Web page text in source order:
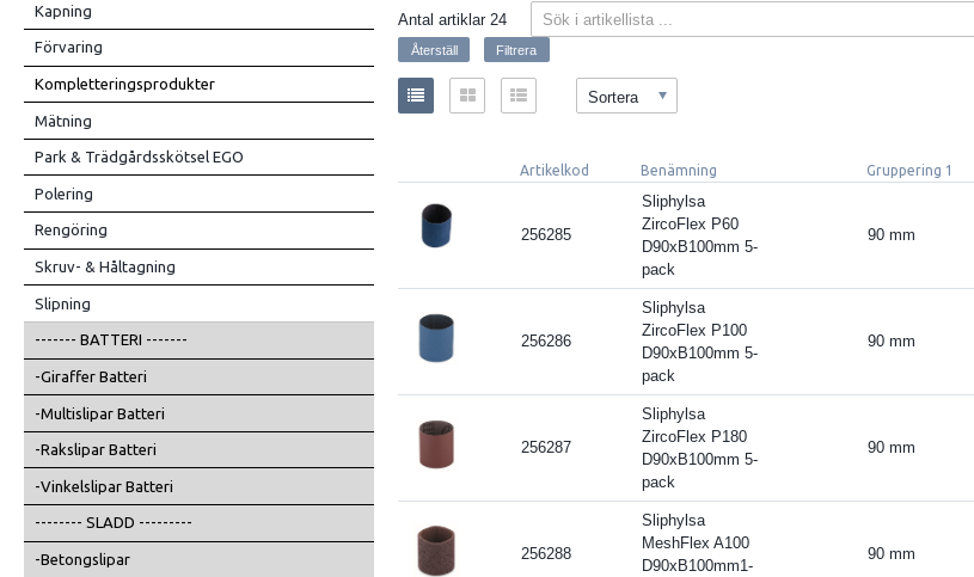
Kapning
Förvaring
Kompletteringsprodukter
Mätning
Park & Trädgårdsskötsel EGO
Polering
Rengöring
Skruv- & Håltagning
Slipning
------- BATTERI -------
-Giraffer Batteri
-Multislipar Batteri
-Rakslipar Batteri
-Vinkelslipar Batteri
-------- SLADD ---------
-Betongslipar
Antal artiklar 24
Sortera
Artikelkod Benämning Gruppering 1
256285
Sliphylsa
ZircoFlex P60
D90xB100mm 5-
pack
90 mm
256286
Sliphylsa
ZircoFlex P100
D90xB100mm 5-
pack
90 mm
256287
Sliphylsa
ZircoFlex P180
D90xB100mm 5-
pack
90 mm
256288
Sliphylsa
MeshFlex A100
D90xB100mm1-
90 mm